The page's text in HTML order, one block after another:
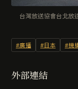
台灣放送協會台北放
#廣播 #日本 #機
外部連結